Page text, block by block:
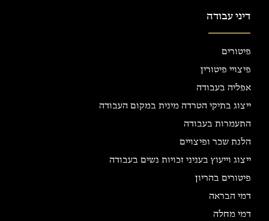
דיני עבודה
פיטורים
פיצויי פיטורין
אפליה בעבודה
ייצוג בתיקי הטרדה מינית במקום העבודה
התעמרות בעבודה
הלנת שכר ופיצויים
ייצוג וייעוץ בעניני זכויות נשים בעבודה
פיטורים בהריון
דמי הבראה
דמי מחלה